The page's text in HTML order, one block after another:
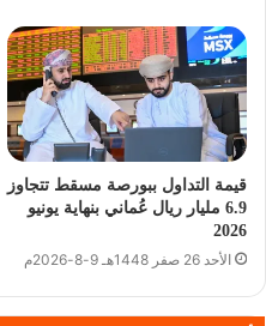
قيمة التداول ببورصة مسقط تتجاوز
6.9 مليار ريال عُماني بنهاية يونيو
2026
الأحد 26 صفر 1448هـ 9-8-2026م